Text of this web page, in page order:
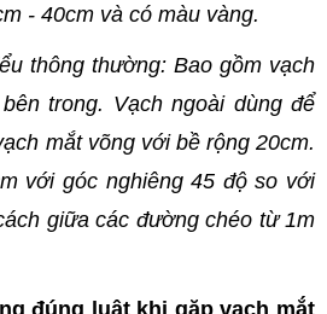
- 40cm và có màu vàng.
thông thường: Bao gồm vạch
trong. Vạch ngoài dùng để
mắt võng với bề rộng 20cm.
với góc nghiêng 45 độ so với
giữa các đường chéo từ 1m
đúng luật khi gặp vạch mắt